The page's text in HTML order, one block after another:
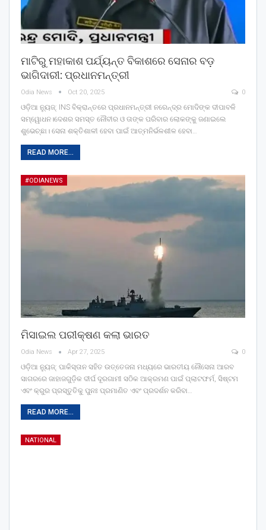
ମାଟିରୁ ମହାକାଶ ପର୍ଯ୍ୟନ୍ତ ବିକାଶରେ ସେନାର ବଡ଼
ଭାଗିଦାରୀ: ପ୍ରଧାନମନ୍ତ୍ରୀ
Odia News Oct 20, 2025 0
ଓଡ଼ିଆ ନ୍ୟୁଜ୍: INS ବିକ୍ରାନ୍ତରେ ପ୍ରଧାନମନ୍ତ୍ରୀ ନରେନ୍ଦ୍ର ମୋଦିଙ୍କ ଦୀପାବଳି
ସମ୍ୱୋଧନ।ଦେଶର ସମସ୍ତ ନୌବୀର ଓ ତାଙ୍କ ପରିବାର ଲୋକଙ୍କୁ ଜଣାଇଲେ
ଶୁଭେଚ୍ଛା। ସେନା ଶକ୍ତିଶାଳୀ ହେବା ପାଇଁ ଆତ୍ମନିର୍ଭଳଶୀଳ ହେବା…
READ MORE...
#ODIANEWS
ମିସାଇଲ ପରୀକ୍ଷଣ କଲା ଭାରତ
Odia News Apr 27, 2025 0
ଓଡ଼ିଆ ନ୍ୟୁଜ୍: ପାକିସ୍ତାନ ସହିତ ଉତ୍ତେଜନା ମଧ୍ୟରେ ଭାରତୀୟ ନୌସେନା ଆରବ
ସାଗରରେ ଜାହାଜଗୁଡ଼ିକ ଦୀର୍ଘ ଦୂରଗାମୀ ସଠିକ ଆକ୍ରମଣ ପାଇଁ ପ୍ଲାଟଫର୍ମ, ସିଷ୍ଟମ
ଏବଂ କ୍ରୁର ପ୍ରସ୍ତୁତିକୁ ପୁନଃ ପ୍ରମାଣିତ ଏବଂ ପ୍ରଦର୍ଶନ କରିବା…
READ MORE...
NATIONAL